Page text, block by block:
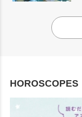
HOROSCOPES